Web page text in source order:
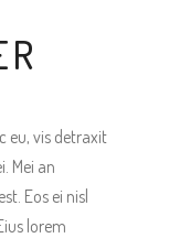
eu, vis detraxit
Mei an
Eos ei nisl
lorem